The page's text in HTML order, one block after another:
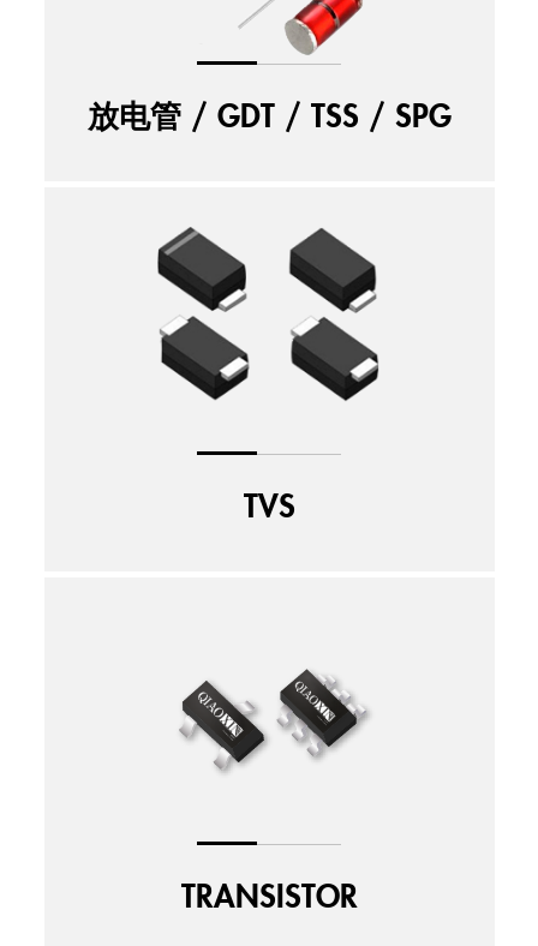
放电管 / GDT / TSS / SPG
TVS
TRANSISTOR